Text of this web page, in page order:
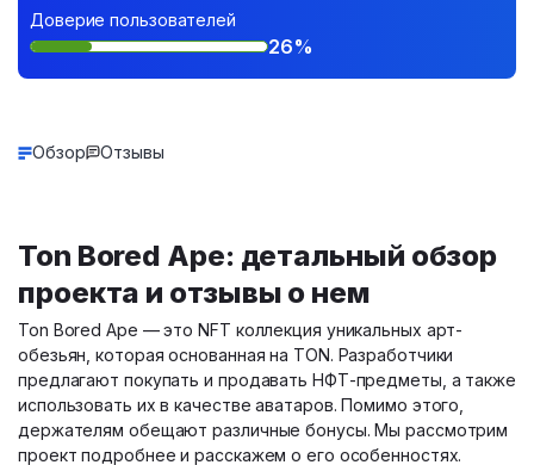
Доверие пользователей
26%
Обзор Отзывы
Ton Bored Ape: детальный обзор
проекта и отзывы о нем
Ton Bored Ape — это NFT коллекция уникальных арт-
обезьян, которая основанная на TON. Разработчики
предлагают покупать и продавать НФТ-предметы, а также
использовать их в качестве аватаров. Помимо этого,
держателям обещают различные бонусы. Мы рассмотрим
проект подробнее и расскажем о его особенностях.